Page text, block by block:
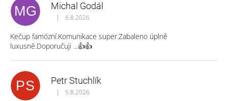
MG Michal Godál
Hodnocení obchodu je 5 z 5 hvězdiček.
| 6.8.2026
Kečup famózní.Komunikace super.Zabaleno úplně
luxusně.Doporučuji ...👍👍
PS Petr Stuchlík
Hodnocení obchodu je 5 z 5 hvězdiček.
| 5.8.2026